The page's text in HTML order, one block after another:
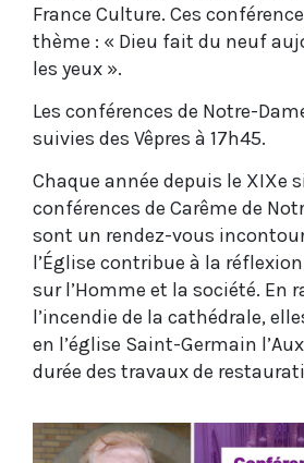
France Culture. Ces
thème : « Dieu fait du neuf
les yeux ».
Les conférences de Notre-
suivies des Vêpres à 17h45.
Chaque année depuis le XIXe
conférences de Carême de
sont un rendez-vous
l’Église contribue à la
sur l’Homme et la société. En
l’incendie de la cathédrale,
en l’église Saint-Germain
durée des travaux de